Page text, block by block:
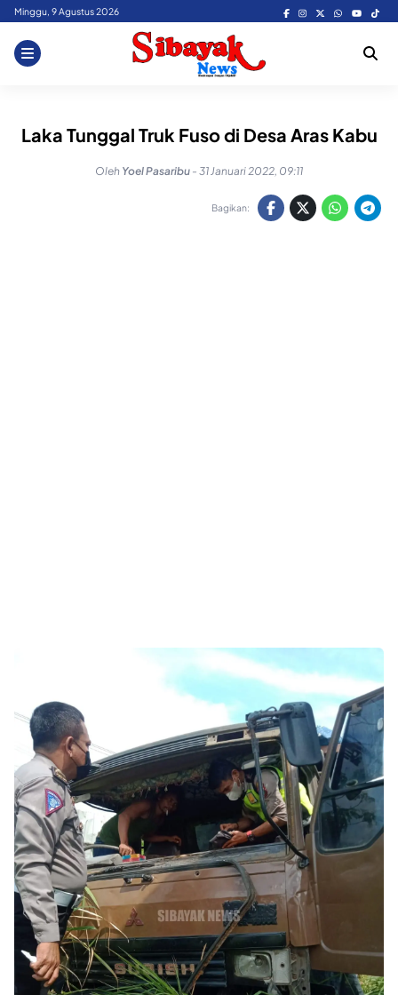
Skip
content
Minggu, 9 Agustus 2026
Laka Tunggal Truk Fuso di Desa Aras Kabu
Oleh Yoel Pasaribu - 31 Januari 2022, 09:11
Bagikan: